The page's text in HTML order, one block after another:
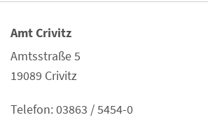
Amt Crivitz
Amtsstraße 5
19089 Crivitz
Telefon: 03863 / 5454-0